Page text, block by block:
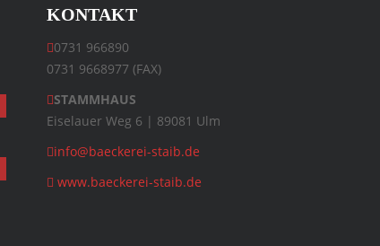
KONTAKT
0731 966890
0731 9668977 (FAX)
STAMMHAUS
Eiselauer Weg 6 | 89081 Ulm
info@baeckerei-staib.de
www.baeckerei-staib.de